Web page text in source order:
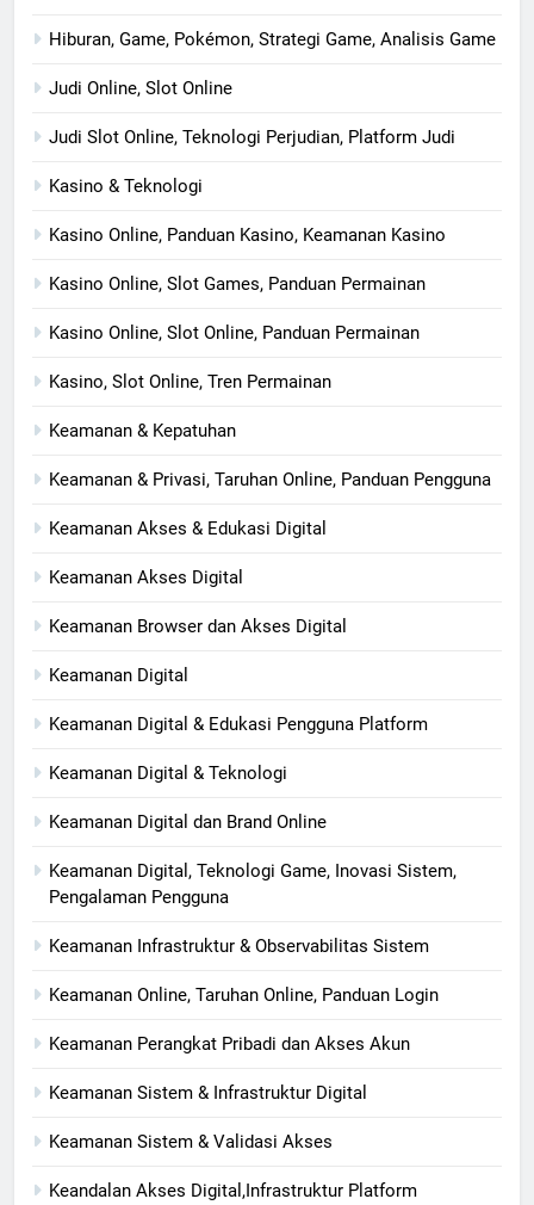
Hiburan, Game, Pokémon, Strategi Game, Analisis Game
Judi Online, Slot Online
Judi Slot Online, Teknologi Perjudian, Platform Judi
Kasino & Teknologi
Kasino Online, Panduan Kasino, Keamanan Kasino
Kasino Online, Slot Games, Panduan Permainan
Kasino Online, Slot Online, Panduan Permainan
Kasino, Slot Online, Tren Permainan
Keamanan & Kepatuhan
Keamanan & Privasi, Taruhan Online, Panduan Pengguna
Keamanan Akses & Edukasi Digital
Keamanan Akses Digital
Keamanan Browser dan Akses Digital
Keamanan Digital
Keamanan Digital & Edukasi Pengguna Platform
Keamanan Digital & Teknologi
Keamanan Digital dan Brand Online
Keamanan Digital, Teknologi Game, Inovasi Sistem,
Pengalaman Pengguna
Keamanan Infrastruktur & Observabilitas Sistem
Keamanan Online, Taruhan Online, Panduan Login
Keamanan Perangkat Pribadi dan Akses Akun
Keamanan Sistem & Infrastruktur Digital
Keamanan Sistem & Validasi Akses
Keandalan Akses Digital,Infrastruktur Platform